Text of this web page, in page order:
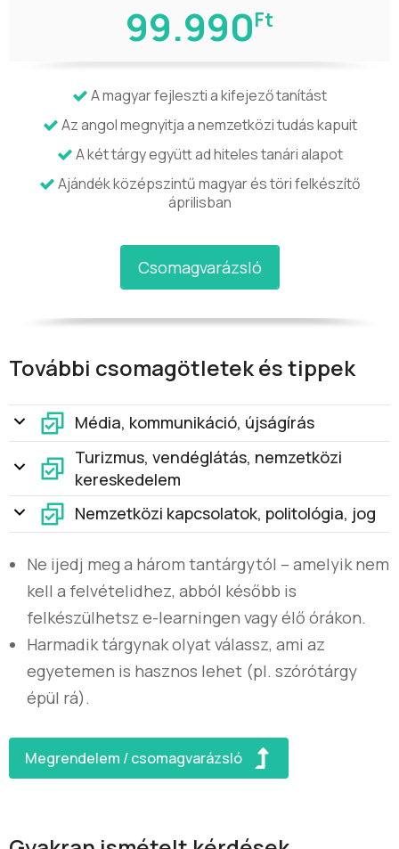
99.990Ft
A magyar fejleszti a kifejező tanítást
Az angol megnyitja a nemzetközi tudás kapuit
A két tárgy együtt ad hiteles tanári alapot
Ajándék középszintű magyar és töri felkészítő
áprilisban
Csomagvarázsló
További csomagötletek és tippek
Média, kommunikáció, újságírás
Turizmus, vendéglátás, nemzetközi
kereskedelem
Nemzetközi kapcsolatok, politológia, jog
Ne ijedj meg a három tantárgytól – amelyik nem
kell a felvételidhez, abból később is
felkészülhetsz e-learningen vagy élő órákon.
Harmadik tárgynak olyat válassz, ami az
egyetemen is hasznos lehet (pl. szórótárgy
épül rá).
Megrendelem / csomagvarázsló